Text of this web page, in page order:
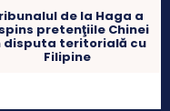
de la Haga a
pretenţiile Chinei
disputa teritorială cu
Filipine